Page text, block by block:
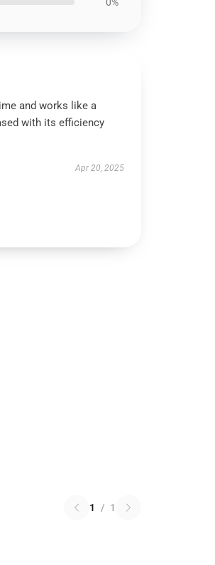
and works like a
with its efficiency
Apr 20, 2025
1 / 1